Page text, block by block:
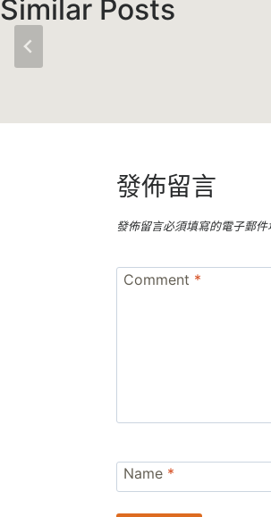
Similar Posts
發佈留言
發佈留言必須填寫的電子郵
Comment *
Name *